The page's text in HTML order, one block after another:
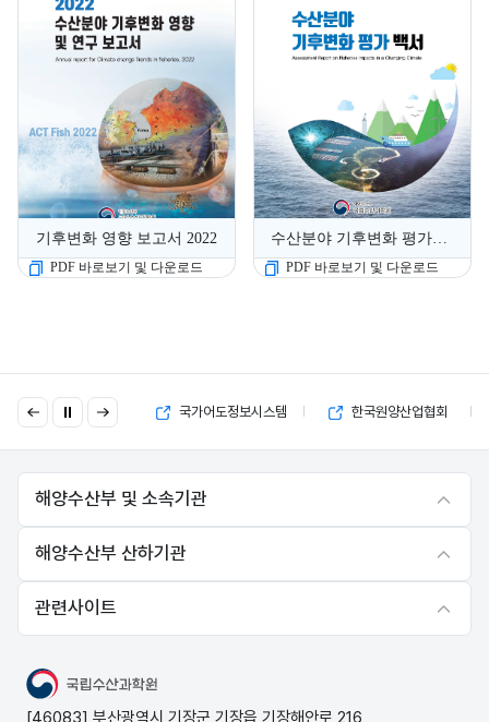
기후변화 영향 보고서 2022
PDF 바로보기 및 다운로드
수산분야 기후변화 평가백서
PDF 바로보기 및 다운로드
이
다
국고보조금 부정수급 제보 국가어도정보시스템 한국원양산업협회
해양수산부 및 소속기관
해양수산부 산하기관
관련사이트
국립수산과학원
[46083] 부산광역시 기장군 기장읍 기장해안로 216